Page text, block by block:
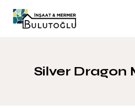
Silver Dragon